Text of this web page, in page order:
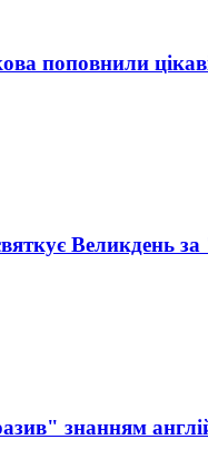
поповнили
Великдень
знанням